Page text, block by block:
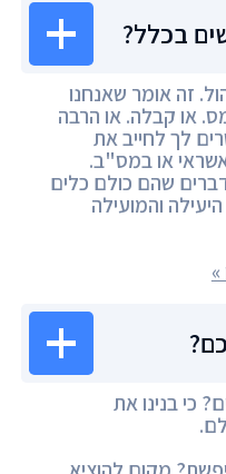
בכלל?
זה אומר שאנחנו
או קבלה. או הרבה
לך לחייב את
או במס"ב.
שהם כולם כלים
והמועילה
כי בנינו את